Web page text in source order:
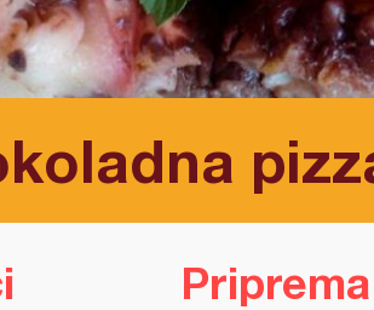
Priprema